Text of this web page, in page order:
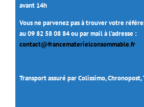
avant 14h
Vous ne parvenez pas à trouver votre
au 09 82 58 08 84 ou par mail à l’adresse :
contact@francematerielconsommable.fr
Transport assuré par Colissimo, Chronopost,